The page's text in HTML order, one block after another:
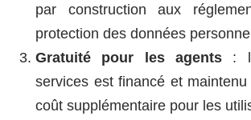
par construction aux
protection des données
Gratuité pour les agents :
services est financé et maintenu
coût supplémentaire pour les